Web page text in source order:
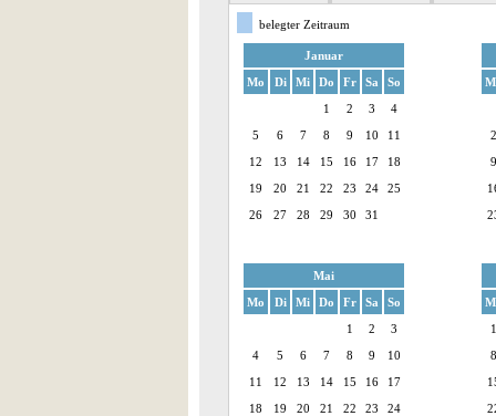
belegter Zeitraum
Januar
Mo
Di Mi Do Fr Sa
So
1
2 3
4
5
6 7 8 9 10
11
12
13 14 15 16 17
18
19
20 21 22 23 24
25
26
27 28 29 30 31
2
9
Mai
Mo
Di Mi Do Fr Sa
So
1
2
3
4
5 6 7 8 9
10
11
12 13 14 15 16
17
18
19 20 21 22 23
24
1
8